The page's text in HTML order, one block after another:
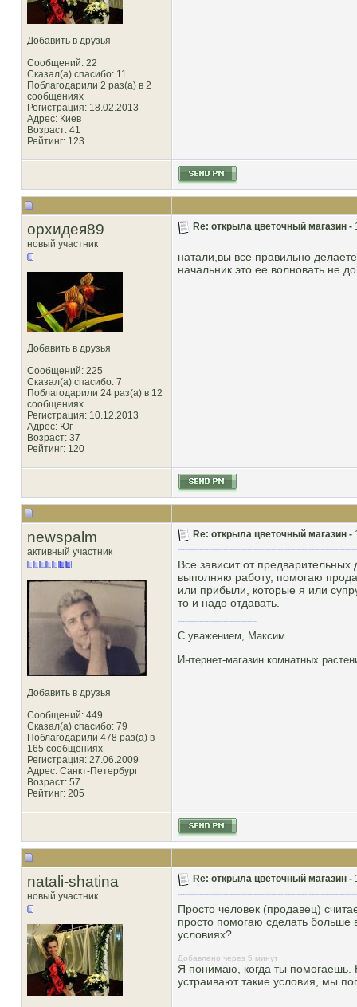
Добавить в друзья
Сообщений: 22
Сказал(а) спасибо: 11
Поблагодарили 2 раз(а) в 2
сообщениях
Регистрация: 18.02.2013
Адрес: Киев
Возраст: 41
Рейтинг: 123
орхидея89
новый участник
Добавить в друзья
Сообщений: 225
Сказал(а) спасибо: 7
Поблагодарили 24 раз(а) в 12
сообщениях
Регистрация: 10.12.2013
Адрес: Юг
Возраст: 37
Рейтинг: 120
Re: открыла цветочный магазин -
натали,вы все правильно
начальник это ее волновать не
newspalm
активный участник
Добавить в друзья
Сообщений: 449
Сказал(а) спасибо: 79
Поблагодарили 478 раз(а) в
165 сообщениях
Регистрация: 27.06.2009
Адрес: Санкт-Петербург
Возраст: 57
Рейтинг: 205
Re: открыла цветочный магазин -
Все зависит от
выполняю работу, помогаю
или прибыли, которые я или
то и надо отдавать.
С уважением, Максим
Интернет-магазин комнатных
natali-shatina
новый участник
Re: открыла цветочный магазин -
Просто человек (продавец)
просто помогаю сделать больше
условиях?
Добавлено через 5 минут
Я понимаю, когда ты помогаешь.
устраивают такие условия, мы